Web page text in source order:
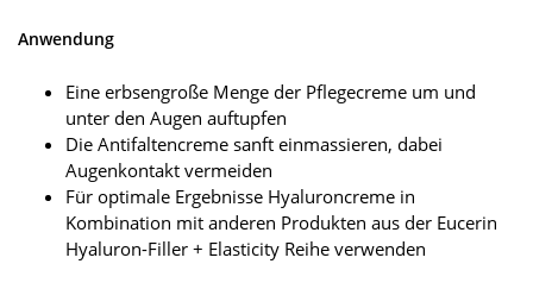
Anwendung
Eine erbsengroße Menge der Pflegecreme um und
unter den Augen auftupfen
Die Antifaltencreme sanft einmassieren, dabei
Augenkontakt vermeiden
Für optimale Ergebnisse Hyaluroncreme in
Kombination mit anderen Produkten aus der Eucerin
Hyaluron-Filler + Elasticity Reihe verwenden